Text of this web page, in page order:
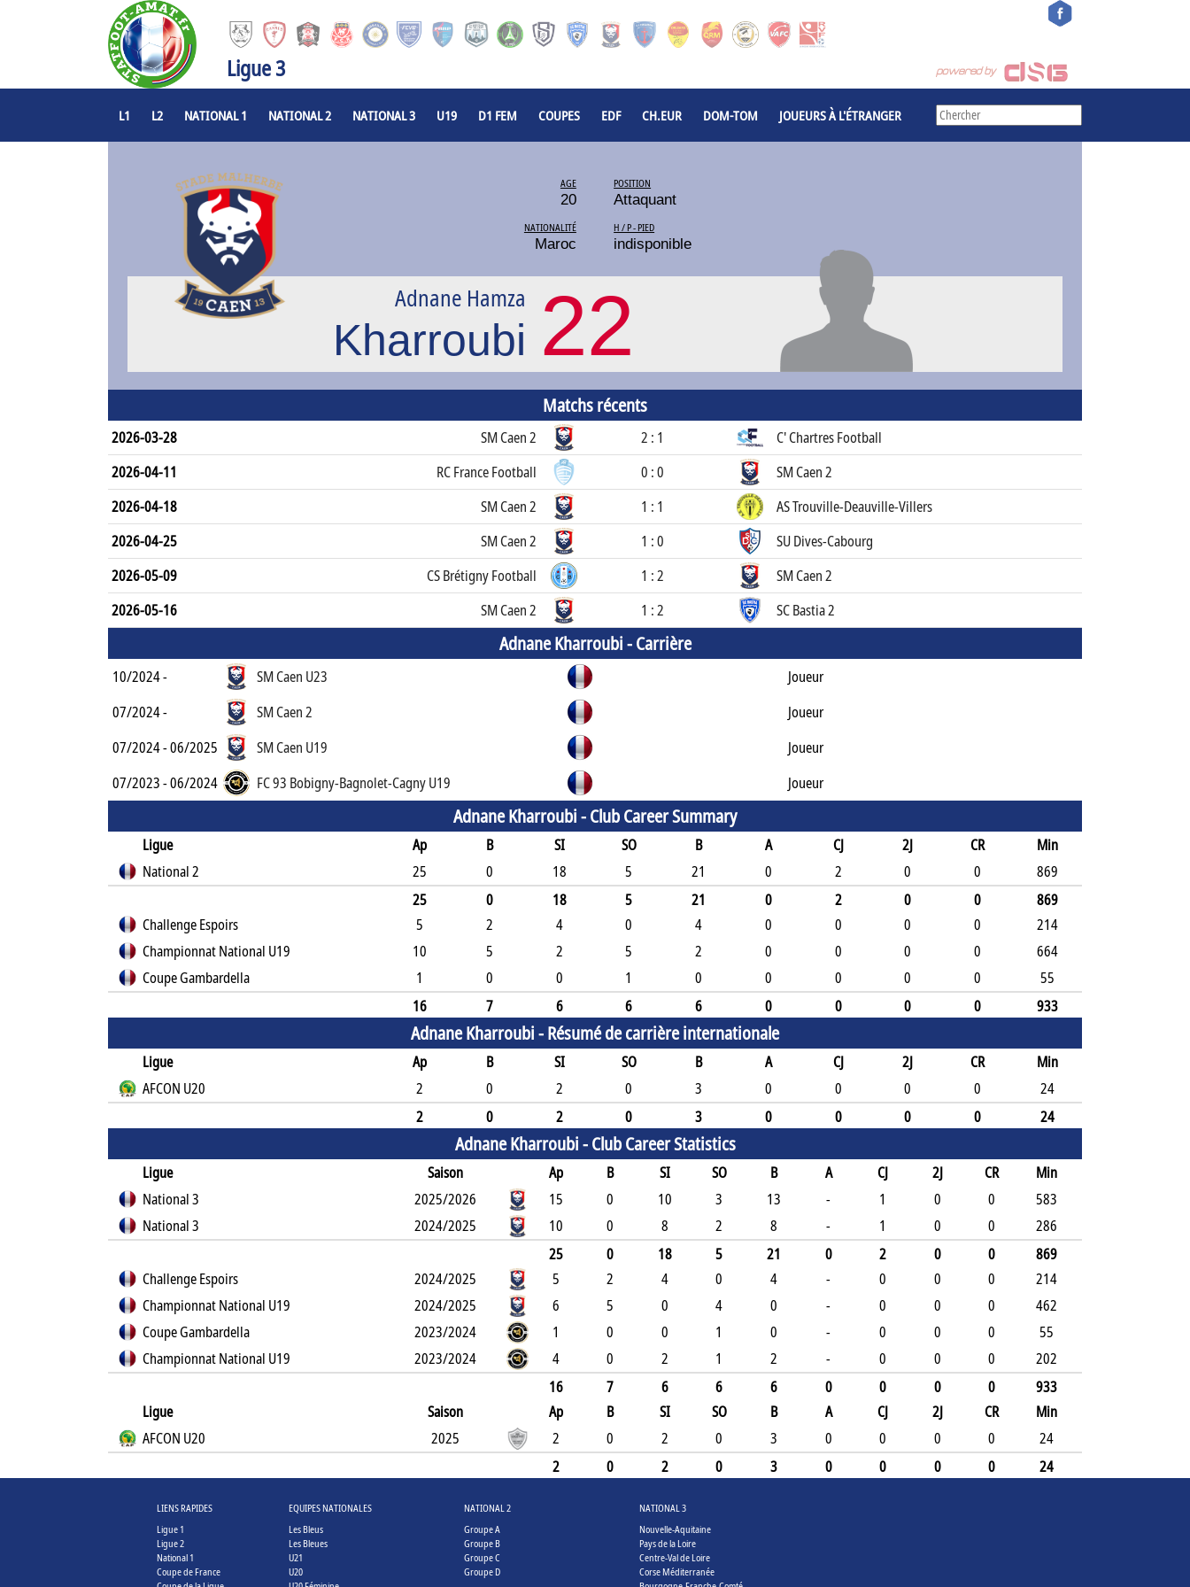
Ligue 3
L1 L2 NATIONAL 1 NATIONAL 2 NATIONAL 3 U19 D1 FEM COUPES EDF CH.EUR DOM-TOM JOUEURS À L'ÉTRANGER
AGE
20
NATIONALITÉ
Maroc
POSITION
Attaquant
H / P - PIED
indisponible
22
Adnane Hamza
Kharroubi
Matchs récents
2026-03-28 SM Caen 2 2 : 1
C' Chartres Football
2026-04-11
RC France Football 0 : 0
SM Caen 2
2026-04-18
SM Caen 2 1 : 1
AS Trouville-Deauville-Villers
2026-04-25
SM Caen 2 1 : 0
SU Dives-Cabourg
2026-05-09
CS Brétigny Football 1 : 2
SM Caen 2
2026-05-16
SM Caen 2 1 : 2 SC Bastia 2
Adnane Kharroubi -Carrière
10/2024 - SM Caen U23
Joueur
07/2024 -
SM Caen 2
Joueur
07/2024 - 06/2025
SM Caen U19
Joueur
07/2023 - 06/2024
FC 93 Bobigny-Bagnolet-Cagny U19 Joueur
Adnane Kharroubi -Club Career Summary
Ligue Ap B SI SO B A CJ 2J CR
Min
National 2
25 0 18 5 21 0 2 0 0
869
25
0 18 5 21 0 2 0 0
869
Challenge Espoirs
5 2 4 0 4 0 0 0 0
214
Championnat National U19
10 5 2 5 2 0 0 0 0
664
Coupe Gambardella
1 0 0 1 0 0 0 0 0
55
16
7 6 6 6 0 0 0 0 933
Adnane Kharroubi -Résumé de carrière internationale
Ligue Ap B SI SO B A CJ 2J CR
Min
AFCON U20
2 0 2 0 3 0 0 0 0
24
2
0 2 0 3 0 0 0 0 24
Adnane Kharroubi -Club Career Statistics
Ligue Saison Ap B SI SO B A CJ 2J CR
Min
National 3
2025/2026 15 0 10 3 13 - 1 0 0
583
National 3
2024/2025 10 0 8 2 8 - 1 0 0
286
25
0 18 5 21 0 2 0 0
869
Challenge Espoirs
2024/2025 5 2 4 0 4 - 0 0 0
214
Championnat National U19
2024/2025 6 5 0 4 0 - 0 0 0
462
Coupe Gambardella
2023/2024 1 0 0 1 0 - 0 0 0
55
Championnat National U19
2023/2024 4 0 2 1 2 - 0 0 0
202
16
7 6 6 6 0 0 0 0
933
Ligue
Saison Ap B SI SO B A CJ 2J CR
Min
AFCON U20
2025 2 0 2 0 3 0 0 0 0
24
2
0 2 0 3 0 0 0 0 24
LIENS RAPIDES
Ligue 1
Ligue 2
National 1
Coupe de France
EQUIPES NATIONALES
Les Bleus
Les Bleues
U21
U20
NATIONAL 2
Groupe A
Groupe B
Groupe C
Groupe D
NATIONAL 3
Nouvelle-Aquitaine
Pays de la Loire
Centre-Val de Loire
Corse Méditerranée